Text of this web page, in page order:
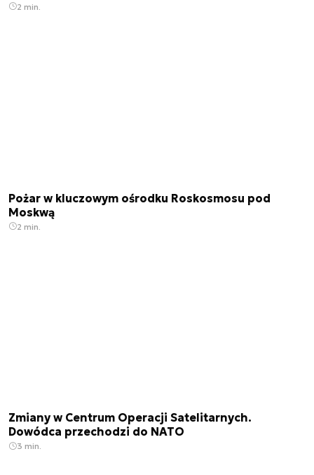
2 min.
Pożar w kluczowym ośrodku Roskosmosu pod
Moskwą
2 min.
Zmiany w Centrum Operacji Satelitarnych.
Dowódca przechodzi do NATO
3 min.